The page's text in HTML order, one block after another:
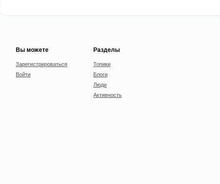
Вы можете
Зарегистрироваться
Войти
Разделы
Топики
Блоги
Люди
Активность